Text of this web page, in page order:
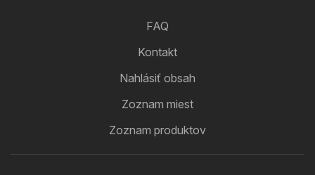
FAQ
Kontakt
Nahlásiť obsah
Zoznam miest
Zoznam produktov